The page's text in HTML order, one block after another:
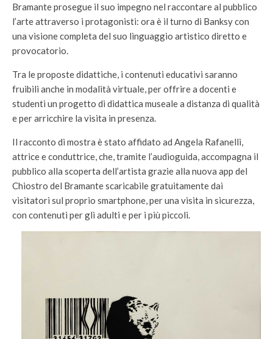
Bramante prosegue il suo impegno nel raccontare al pubblico
l’arte attraverso i protagonisti: ora è il turno di Banksy con
una visione completa del suo linguaggio artistico diretto e
provocatorio.
Tra le proposte didattiche, i contenuti educativi saranno
fruibili anche in modalità virtuale, per offrire a docenti e
studenti un progetto di didattica museale a distanza di qualità
e per arricchire la visita in presenza.
Il racconto di mostra è stato affidato ad Angela Rafanelli,
attrice e conduttrice, che, tramite l’audioguida, accompagna il
pubblico alla scoperta dell’artista grazie alla nuova app del
Chiostro del Bramante scaricabile gratuitamente dai
visitatori sul proprio smartphone, per una visita in sicurezza,
con contenuti per gli adulti e per i più piccoli.